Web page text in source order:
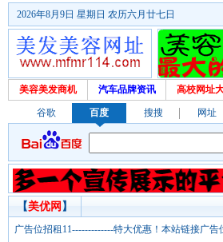
2026年8月9日 星期日 农历六月廿七日
美容美发商机 汽车品牌资讯 高校网址
谷歌 百度 搜搜 网址
【美优网 】
广告位招租11-------------特大优惠！本站链接广